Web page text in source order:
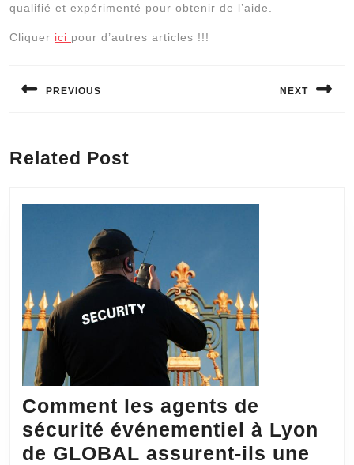
qualifié et expérimenté pour obtenir de l’aide.
Cliquer ici pour d’autres articles !!!
de
PREVIOUS
post:
NEXT
Related Post
Comment les agents de
sécurité événementiel à Lyon
de GLOBAL assurent-ils une